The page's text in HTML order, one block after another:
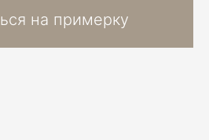
на примерку